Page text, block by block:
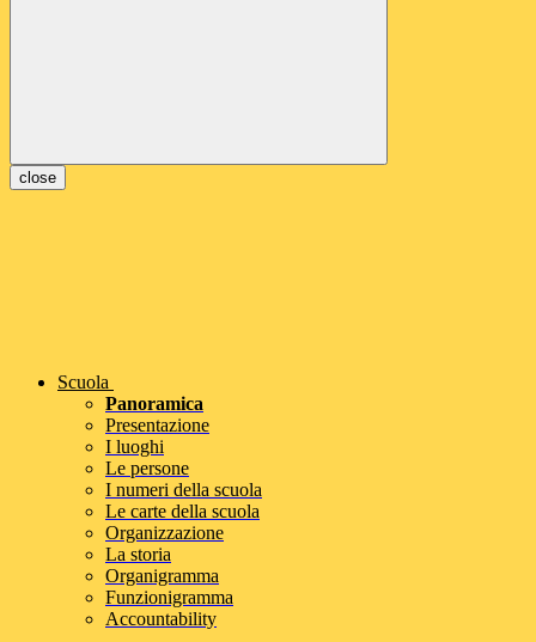
close
Scuola
Panoramica
Presentazione
I luoghi
Le persone
I numeri della scuola
Le carte della scuola
Organizzazione
La storia
Organigramma
Funzionigramma
Accountability